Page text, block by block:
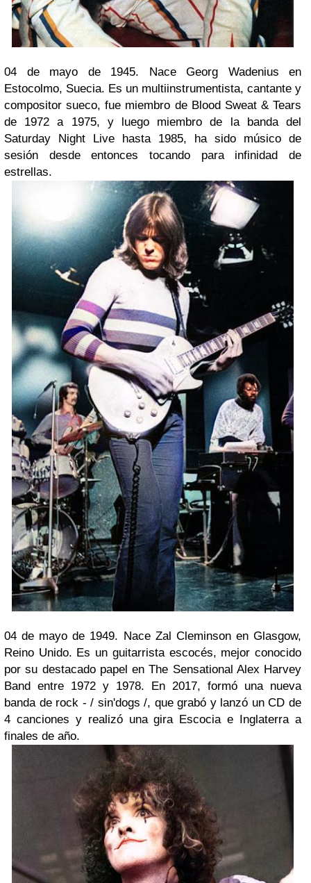
04 de mayo de 1945. Nace Georg Wadenius en
Estocolmo, Suecia. Es un multiinstrumentista, cantante y
compositor sueco, fue miembro de Blood Sweat & Tears
de 1972 a 1975, y luego miembro de la banda del
Saturday Night Live hasta 1985, ha sido músico de
sesión desde entonces tocando para infinidad de
estrellas.
04 de mayo de 1949. Nace Zal Cleminson en Glasgow,
Reino Unido. Es un guitarrista escocés, mejor conocido
por su destacado papel en The Sensational Alex Harvey
Band entre 1972 y 1978. En 2017, formó una nueva
banda de rock - / sin'dogs /, que grabó y lanzó un CD de
4 canciones y realizó una gira Escocia e Inglaterra a
finales de año.